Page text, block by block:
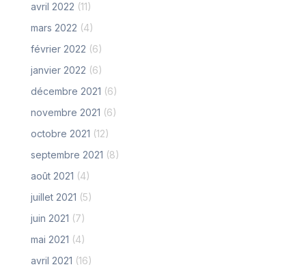
avril 2022 (11)
mars 2022 (4)
février 2022 (6)
janvier 2022 (6)
décembre 2021 (6)
novembre 2021 (6)
octobre 2021 (12)
septembre 2021 (8)
août 2021 (4)
juillet 2021 (5)
juin 2021 (7)
mai 2021 (4)
avril 2021 (16)